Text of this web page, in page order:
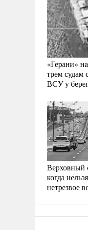
«Герани»
трем судам
ВСУ у
Верховный
когда
нетрезвое